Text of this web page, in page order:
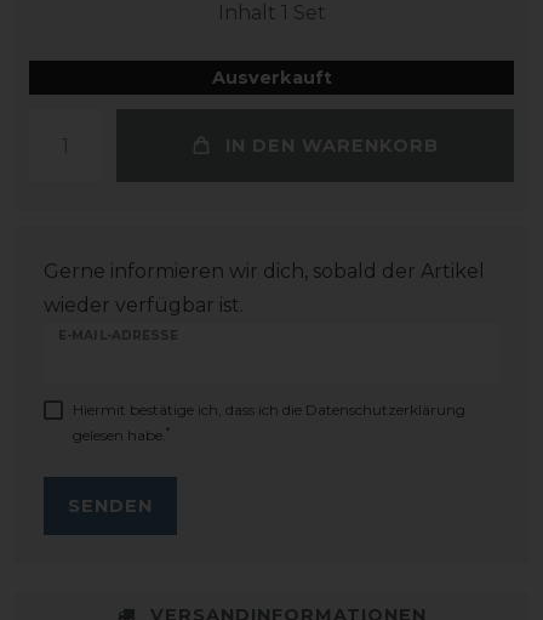
Inhalt 1 Set
Ausverkauft
IN DEN WARENKORB
Gerne informieren wir dich, sobald der Artikel
wieder verfügbar ist.
E-MAIL-ADRESSE
Hiermit bestätige ich, dass ich die Daten­schutz­erklärung
gelesen habe. *
SENDEN
VERSANDINFORMATIONEN